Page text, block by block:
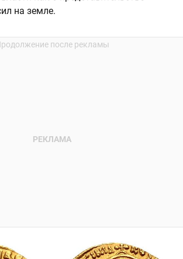
на земле.